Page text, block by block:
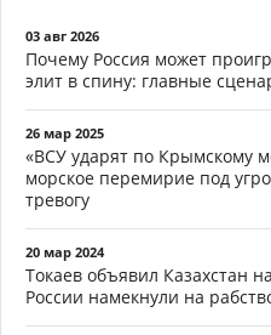
03 авг 2026
Почему Россия может
элит в спину: главные
26 мар 2025
«ВСУ ударят по Крымскому
морское перемирие под
тревогу
20 мар 2024
Токаев объявил Казахстан
России намекнули на